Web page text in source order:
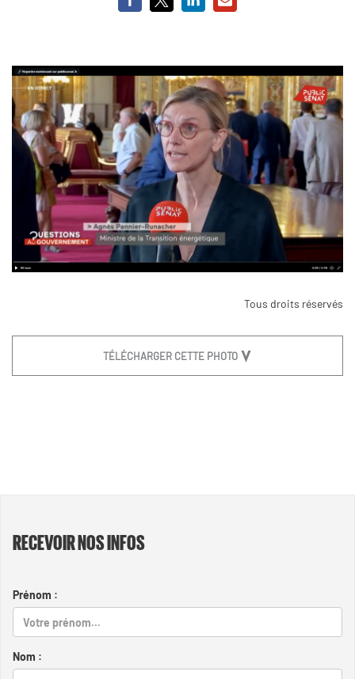
Tous droits réservés
TÉLÉCHARGER CETTE PHOTO
RECEVOIR NOS INFOS
Prénom :
Nom :